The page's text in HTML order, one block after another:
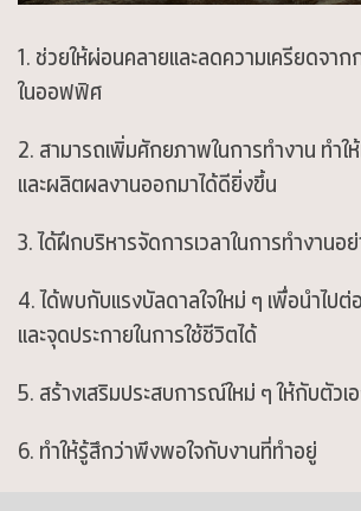
ช่วยให้ผ่อนคลายและลดความเครียดจา
ในออฟฟิศ
สามารถเพิ่มศักยภาพในการทำงาน ทำ
และผลิตผลงานออกมาได้ดียิ่งขึ้น
ได้ฝึกบริหารจัดการเวลาในการทำงานอ
ได้พบกับแรงบัลดาลใจใหม่ ๆ เพื่อนำไป
และจุดประกายในการใช้ชีวิตได้
สร้างเสริมประสบการณ์ใหม่ ๆ ให้กับตัวเ
ทำให้รู้สึกว่าพึงพอใจกับงานที่ทำอยู่